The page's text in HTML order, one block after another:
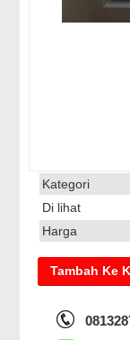
Kategori
Di lihat
Harga